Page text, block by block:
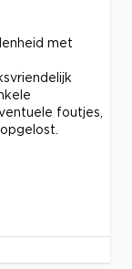
met
foutjes,